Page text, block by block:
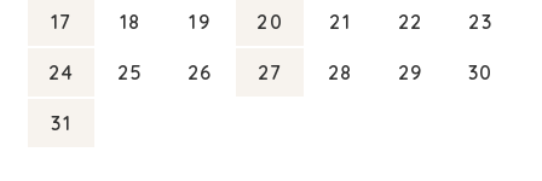
17 18 19 20 21 22 23
24 25 26 27 28 29 30
31